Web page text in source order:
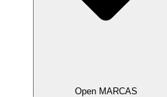
Open MARCAS